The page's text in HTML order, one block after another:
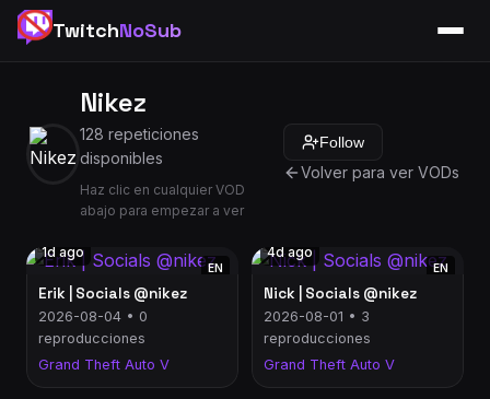
TwitchNoSub
Nikez
128 repeticiones
disponibles
Haz clic en cualquier VOD
abajo para empezar a ver
Follow
Volver para ver VODs
1d ago
EN
Erik | Socials @nikez
2026-08-04 • 0
reproducciones
Grand Theft Auto V
4d ago
EN
Nick | Socials @nikez
2026-08-01 • 3
reproducciones
Grand Theft Auto V